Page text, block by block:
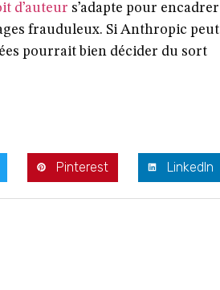
d’auteur s’adapte pour encadrer
frauduleux. Si Anthropic peut
pourrait bien décider du sort
Pinterest LinkedIn